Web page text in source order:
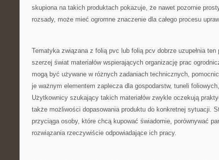
skupiona na takich produktach pokazuje, że nawet pozornie
rozsady, może mieć ogromne znaczenie dla całego procesu
Tematyka związana z folią pvc lub folią pcv dobrze uzupełnia
szerzej świat materiałów wspierających organizację prac
mogą być używane w różnych zadaniach technicznych,
je ważnym elementem zaplecza dla gospodarstw, tuneli
Użytkownicy szukający takich materiałów zwykle oczekują
także możliwości dopasowania produktu do konkretnej sytuacji.
przyciąga osoby, które chcą kupować świadomie, porównywać
rozwiązania rzeczywiście odpowiadające ich pracy.